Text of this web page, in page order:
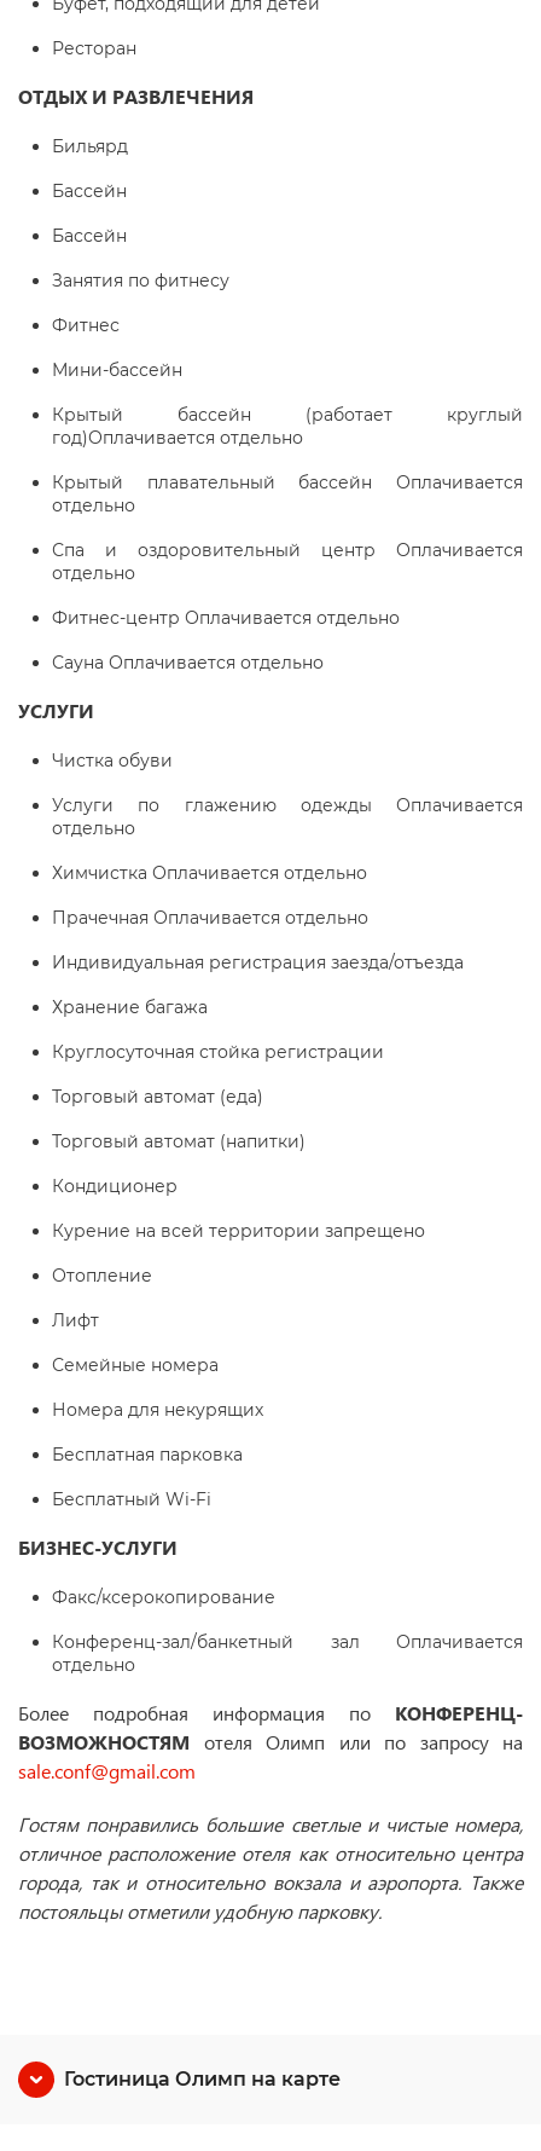
Ресторан
ОТДЫХ И РАЗВЛЕЧЕНИЯ
Бильярд
Бассейн
Бассейн
Занятия по фитнесу
Фитнес
Мини-бассейн
Крытый бассейн (работает круглый
год)Оплачивается отдельно
Крытый плавательный бассейн Оплачивается
отдельно
Спа и оздоровительный центр Оплачивается
отдельно
Фитнес-центр Оплачивается отдельно
Сауна Оплачивается отдельно
УСЛУГИ
Чистка обуви
Услуги по глажению одежды Оплачивается
отдельно
Химчистка Оплачивается отдельно
Прачечная Оплачивается отдельно
Индивидуальная регистрация заезда/отъезда
Хранение багажа
Круглосуточная стойка регистрации
Торговый автомат (еда)
Торговый автомат (напитки)
Кондиционер
Курение на всей территории запрещено
Отопление
Лифт
Семейные номера
Номера для некурящих
Бесплатная парковка
Бесплатный Wi-Fi
БИЗНЕС-УСЛУГИ
Факс/ксерокопирование
Конференц-зал/банкетный зал Оплачивается
отдельно
Более подробная информация по КОНФЕРЕНЦ-
ВОЗМОЖНОСТЯМ отеля Олимп или по запросу на
sale.conf@gmail.com
Гостям понравились большие светлые и чистые номера,
отличное расположение отеля как относительно центра
города, так и относительно вокзала и аэропорта. Также
постояльцы отметили удобную парковку.
Гостиница Олимп на карте